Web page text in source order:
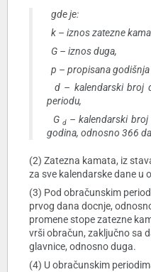
gde je:
k – iznos zatezne
G – iznos duga,
p – propisana
d– kalendarski broj
periodu,
G d – kalendarski
godina, odnosno 366
(2) Zatezna kamata, iz
za sve kalendarske dane u
(3) Pod obračunskim
prvog dana docnje,
promene stope zatezne
vrši obračun, zaključno sa
glavnice, odnosno duga.
(4) U obračunskim